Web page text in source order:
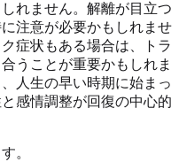
れません。解離が目立つ
注意が必要かもしれませ
症状もある場合は、トラ
うことが重要かもしれま
人生の早い時期に始まっ
感情調整が回復の中心的
。